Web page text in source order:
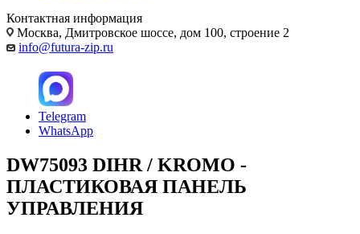
Контактная информация
Москва, Дмитровское шоссе, дом 100, строение 2
info@futura-zip.ru
Telegram
WhatsApp
DW75093 DIHR / KROMO -
ПЛАСТИКОВАЯ ПАНЕЛЬ
УПРАВЛЕНИЯ